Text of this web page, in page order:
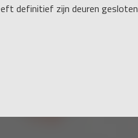
definitief zijn deuren gesloten